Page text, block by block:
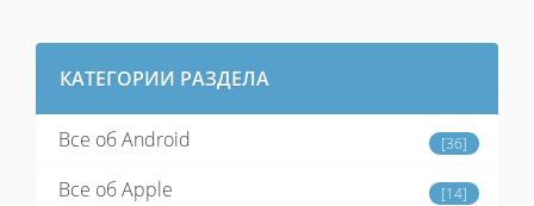
КАТЕГОРИИ РАЗДЕЛА
Все об Android [36]
Все об Apple [14]